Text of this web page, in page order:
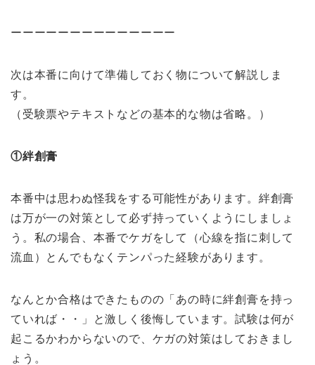
ーーーーーーーーーーーーーー
次は本番に向けて準備しておく物について解説しま
す。
（受験票やテキストなどの基本的な物は省略。）
①絆創膏
本番中は思わぬ怪我をする可能性があります。絆創膏
は万が一の対策として必ず持っていくようにしましょ
う。私の場合、本番でケガをして（心線を指に刺して
流血）とんでもなくテンパった経験があります。
なんとか合格はできたものの「あの時に絆創膏を持っ
ていれば・・」と激しく後悔しています。試験は何が
起こるかわからないので、ケガの対策はしておきまし
ょう。